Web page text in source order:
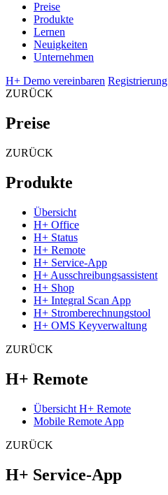
Preise
Produkte
Lernen
Neuigkeiten
Unternehmen
H+ Demo vereinbaren Registrierung
ZURÜCK
Preise
ZURÜCK
Produkte
Übersicht
H+ Office
H+ Status
H+ Remote
H+ Service-App
H+ Ausschreibungsassistent
H+ Shop
H+ Integral Scan App
H+ Stromberechnungstool
H+ OMS Keyverwaltung
ZURÜCK
H+ Remote
Übersicht H+ Remote
Mobile Remote App
ZURÜCK
H+ Service-App